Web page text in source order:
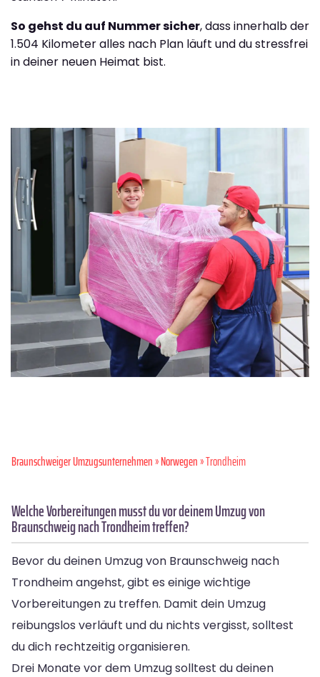
So gehst du auf Nummer sicher, dass innerhalb der
1.504 Kilometer alles nach Plan läuft und du stressfrei
in deiner neuen Heimat bist.
Braunschweiger Umzugsunternehmen»Norwegen» Trondheim
Welche Vorbereitungen musst du vor deinem Umzug von
Braunschweig nach Trondheim treffen?
Bevor du deinen Umzug von Braunschweig nach
Trondheim angehst, gibt es einige wichtige
Vorbereitungen zu treffen. Damit dein Umzug
reibungslos verläuft und du nichts vergisst, solltest
du dich rechtzeitig organisieren.
Drei Monate vor dem Umzug solltest du deinen